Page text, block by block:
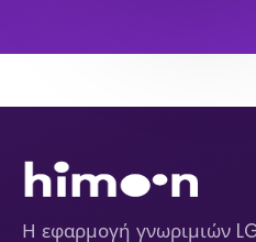
Η εφαρμογή γνωριμιών